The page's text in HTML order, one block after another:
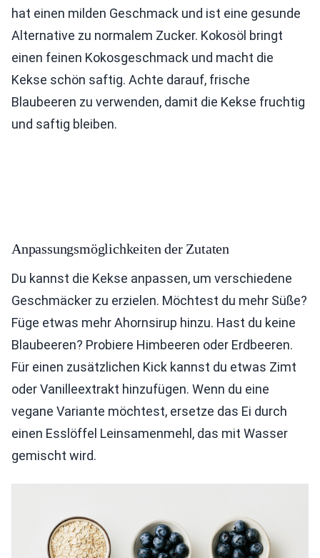
hat einen milden Geschmack und ist eine gesunde
Alternative zu normalem Zucker. Kokosöl bringt
einen feinen Kokosgeschmack und macht die
Kekse schön saftig. Achte darauf, frische
Blaubeeren zu verwenden, damit die Kekse fruchtig
und saftig bleiben.
Anpassungsmöglichkeiten der Zutaten
Du kannst die Kekse anpassen, um verschiedene
Geschmäcker zu erzielen. Möchtest du mehr Süße?
Füge etwas mehr Ahornsirup hinzu. Hast du keine
Blaubeeren? Probiere Himbeeren oder Erdbeeren.
Für einen zusätzlichen Kick kannst du etwas Zimt
oder Vanilleextrakt hinzufügen. Wenn du eine
vegane Variante möchtest, ersetze das Ei durch
einen Esslöffel Leinsamenmehl, das mit Wasser
gemischt wird.